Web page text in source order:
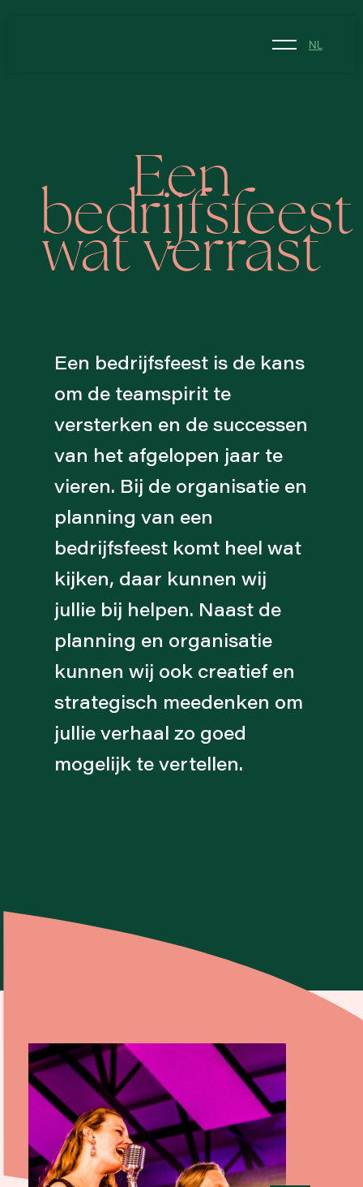
NL
Een
bedrijfsfeest
wat verrast
Een bedrijfsfeest is de kans
om de teamspirit te
versterken en de successen
van het afgelopen jaar te
vieren. Bij de organisatie en
planning van een
bedrijfsfeest komt heel wat
kijken, daar kunnen wij
jullie bij helpen. Naast de
planning en organisatie
kunnen wij ook creatief en
strategisch meedenken om
jullie verhaal zo goed
mogelijk te vertellen.